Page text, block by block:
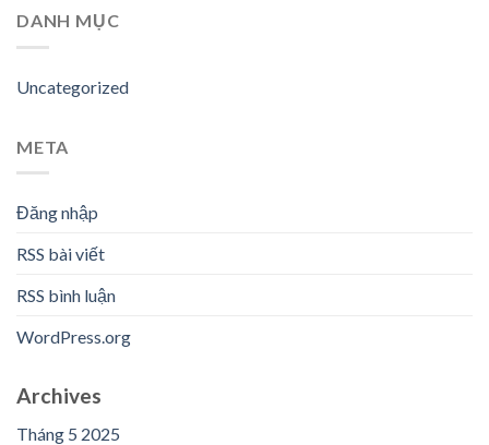
DANH MỤC
Uncategorized
META
Đăng nhập
RSS bài viết
RSS bình luận
WordPress.org
Archives
Tháng 5 2025